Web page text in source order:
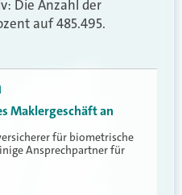
Die Anzahl der
auf 485.495.
Maklergeschäft an
für biometrische
Ansprechpartner für